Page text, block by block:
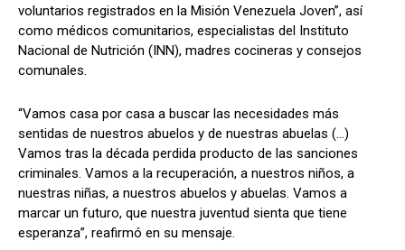
voluntarios registrados en la Misión Venezuela Joven”, así
como médicos comunitarios, especialistas del Instituto
Nacional de Nutrición (INN), madres cocineras y consejos
comunales.
“Vamos casa por casa a buscar las necesidades más
sentidas de nuestros abuelos y de nuestras abuelas (...)
Vamos tras la década perdida producto de las sanciones
criminales. Vamos a la recuperación, a nuestros niños, a
nuestras niñas, a nuestros abuelos y abuelas. Vamos a
marcar un futuro, que nuestra juventud sienta que tiene
esperanza”, reafirmó en su mensaje.